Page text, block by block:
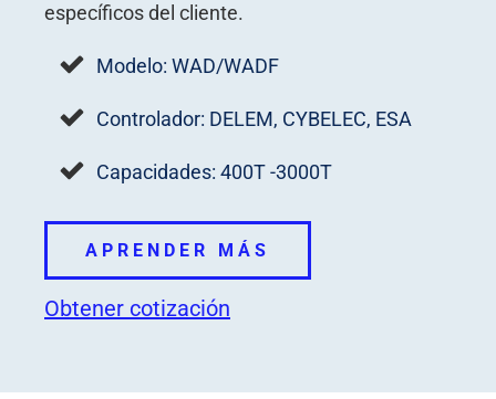
específicos del cliente.
Modelo: WAD/WADF
Controlador: DELEM, CYBELEC, ESA
Capacidades: 400T -3000T
APRENDER MÁS
Obtener cotización